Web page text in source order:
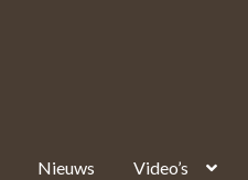
Nieuws Video’s